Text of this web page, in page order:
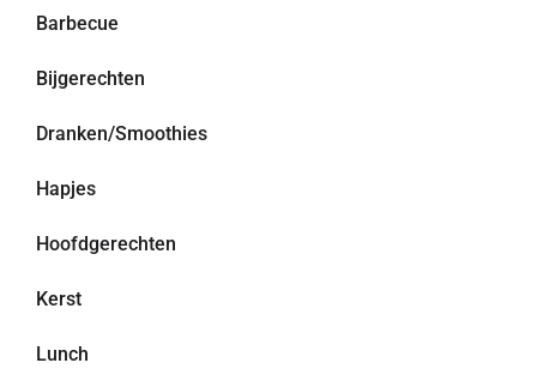
Barbecue
Bijgerechten
Dranken/Smoothies
Hapjes
Hoofdgerechten
Kerst
Lunch